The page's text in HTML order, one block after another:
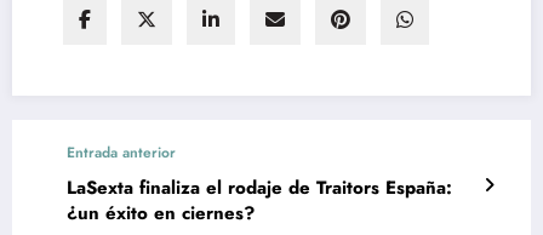
Entrada anterior
LaSexta finaliza el rodaje de Traitors España:
¿un éxito en ciernes?